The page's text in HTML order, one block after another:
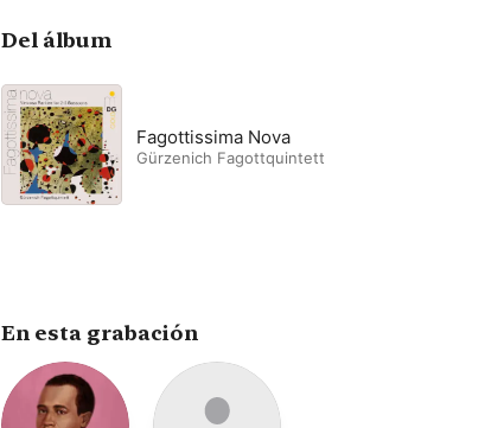
Del álbum
Fagottissima Nova
Gürzenich Fagottquintett
En esta grabación